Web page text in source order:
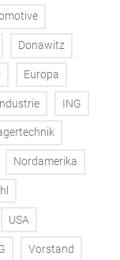
Donawitz
Europa
ING
Nordamerika
USA
Vorstand